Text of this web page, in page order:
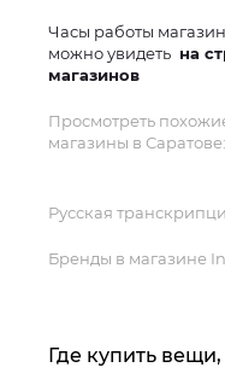
Часы работы
можно увидеть на
магазинов
Просмотреть
магазины в Саратове:
Русская
Бренды в магазине
Где купить